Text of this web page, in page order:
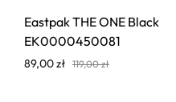
Eastpak THE ONE Black
EK0000450081
89,00zł 119,00zł